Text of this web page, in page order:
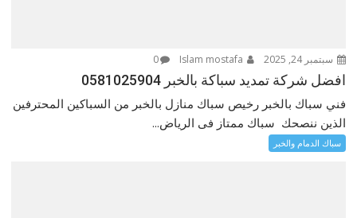
سبتمبر 24, 2025 0
افضل شركة تمديد سباكة بالخبر 0581025904
فني سباك بالخبر رخيص سباك منازل بالخبر من السباكين المحترفين
الذين ننصحك سباك ممتاز فى الرياض...
سباك الدمام والخبر